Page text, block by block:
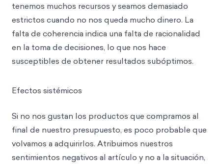
tenemos muchos recursos y seamos demasiado
estrictos cuando no nos queda mucho dinero. La
falta de coherencia indica una falta de racionalidad
en la toma de decisiones, lo que nos hace
susceptibles de obtener resultados subóptimos.
Efectos sistémicos
Si no nos gustan los productos que compramos al
final de nuestro presupuesto, es poco probable que
volvamos a adquirirlos. Atribuimos nuestros
sentimientos negativos al artículo y no a la situación,